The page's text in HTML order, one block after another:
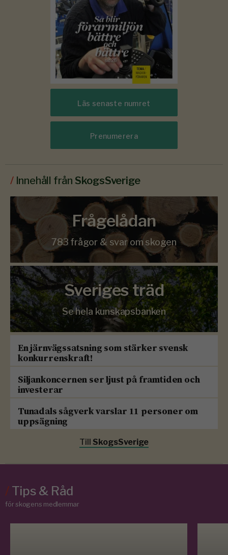
Läs senaste numret
Prenumerera
/ Innehåll från SkogsSverige
Frågelådan
783 frågor & svar om skogen
Sveriges träd
Se hela kunskapsbanken
En järnvägssatsning som stärker svensk
konkurrenskraft!
Siljankoncernen ser ljust på framtiden och
investerar
Tunadals sågverk varslar 11 personer om
uppsägning
Till SkogsSverige
/Tips & Råd
för skogens medlemmar